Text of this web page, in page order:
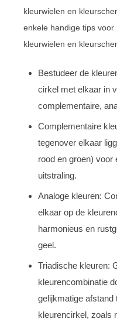
kleurwielen en
enkele handige tips
kleurwielen en
Bestudeer de
cirkel met elkaar in
complementaire,
Complementaire
tegenover elkaar
rood en groen) voor
uitstraling.
Analoge kleuren:
elkaar op de
harmonieus en
geel.
Triadische kleuren:
kleurencombinatie
gelijkmatige afstand
kleurencirkel, zoals